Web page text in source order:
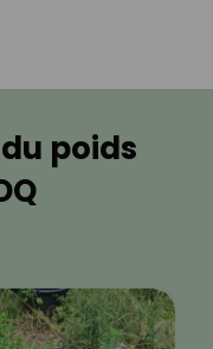
poids